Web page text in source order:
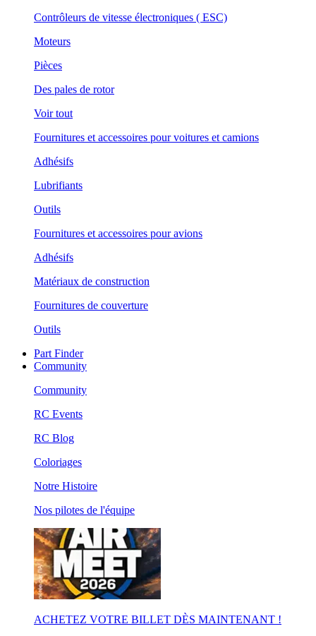
Contrôleurs de vitesse électroniques ( ESC)
Moteurs
Pièces
Des pales de rotor
Voir tout
Fournitures et accessoires pour voitures et camions
Adhésifs
Lubrifiants
Outils
Fournitures et accessoires pour avions
Adhésifs
Matériaux de construction
Fournitures de couverture
Outils
Part Finder
Community
Community
RC Events
RC Blog
Coloriages
Notre Histoire
Nos pilotes de l'équipe
ACHETEZ VOTRE BILLET DÈS MAINTENANT !